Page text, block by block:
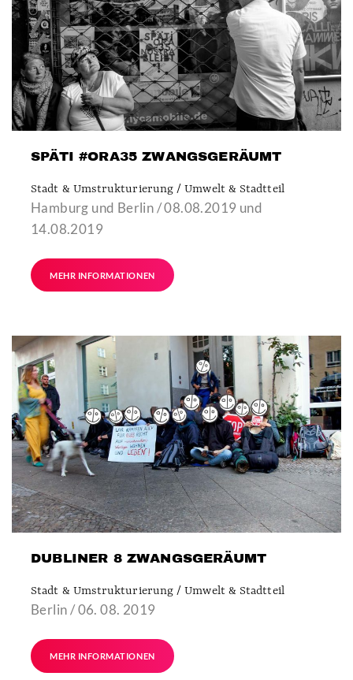
SPÄTI #ORA35 ZWANGSGERÄUMT
Stadt & Umstrukturierung / Umwelt & Stadtteil
Hamburg und Berlin / 08.08.2019 und
14.08.2019
MEHR INFORMATIONEN
DUBLINER 8 ZWANGSGERÄUMT
Stadt & Umstrukturierung / Umwelt & Stadtteil
Berlin / 06. 08. 2019
MEHR INFORMATIONEN